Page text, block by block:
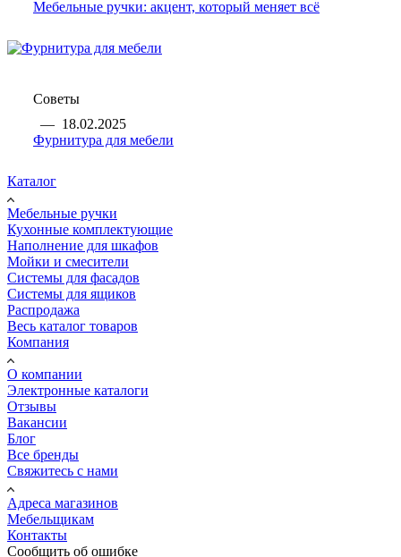
Мебельные ручки: акцент, который меняет всё
Советы
— 18.02.2025
Фурнитура для мебели
Каталог
Мебельные ручки
Кухонные комплектующие
Наполнение для шкафов
Мойки и смесители
Системы для фасадов
Системы для ящиков
Распродажа
Весь каталог товаров
Компания
О компании
Электронные каталоги
Отзывы
Вакансии
Блог
Все бренды
Свяжитесь с нами
Адреса магазинов
Мебельщикам
Контакты
Сообщить об ошибке